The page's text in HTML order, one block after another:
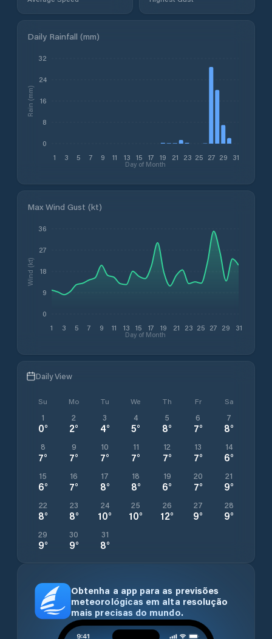
Daily Rainfall (mm)
1 3 5 7 9 11 13 15 17 19 21 23 25 27 29 31
Day of Month
0
8
16
24
32
Rain (mm)
Max Wind Gust (kt)
1 3 5 7 9 11 13 15 17 19 21 23 25 27 29 31
Day of Month
0
9
18
27
36
Wind (kt)
Daily View
Su Mo Tu We Th Fr Sa
1
0°
2
2°
3
4°
4
5°
5
8°
6
7°
7
8°
8
7°
9
7°
10
7°
11
7°
12
7°
13
7°
14
6°
15
6°
16
7°
17
8°
18
8°
19
6°
20
7°
21
9°
22
8°
23
8°
24
10°
25
10°
26
12°
27
9°
28
9°
29
9°
30
9°
31
8°
Obtenha a app para as previsões
meteorológicas em alta resolução
mais precisas do mundo.